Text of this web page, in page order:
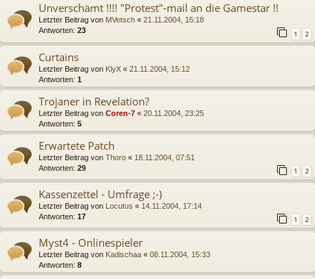
Unverschämt !!!! "Protest"-mail an die Gamestar !!
Letzter Beitrag von MVetsch « 21.11.2004, 15:18
Antworten: 23 1 2
Curtains
Letzter Beitrag von KlyX « 21.11.2004, 15:12
Antworten: 1
Trojaner in Revelation?
Letzter Beitrag von Coren-7 « 20.11.2004, 23:25
Antworten: 5
Erwartete Patch
Letzter Beitrag von Thoro « 18.11.2004, 07:51
Antworten: 29 1 2
Kassenzettel - Umfrage ;-)
Letzter Beitrag von Locutus « 14.11.2004, 17:14
Antworten: 17 1 2
Myst4 - Onlinespieler
Letzter Beitrag von Kadischaa « 08.11.2004, 15:33
Antworten: 8